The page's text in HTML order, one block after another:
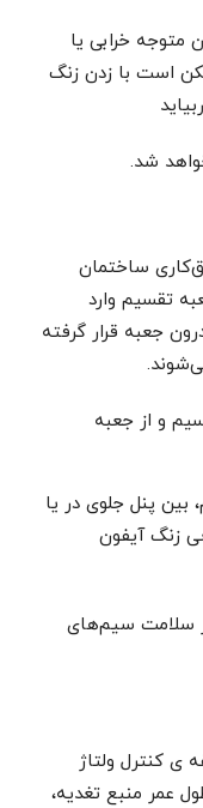
متوجه خرابی یا
است با زدن زنگ
شد.
ساختمان
تقسیم وارد
جعبه قرار گرفته
پنل جلوی در یا
زنگ آیفون
سلامت سیم‌های
ی کنترل ولتاژ
عمر منبع تغدیه،